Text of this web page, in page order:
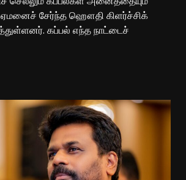
சேர்ந்த ஹௌதி கிளர்ச்சிக்
கப்பல் எந்த நாட்டைச்